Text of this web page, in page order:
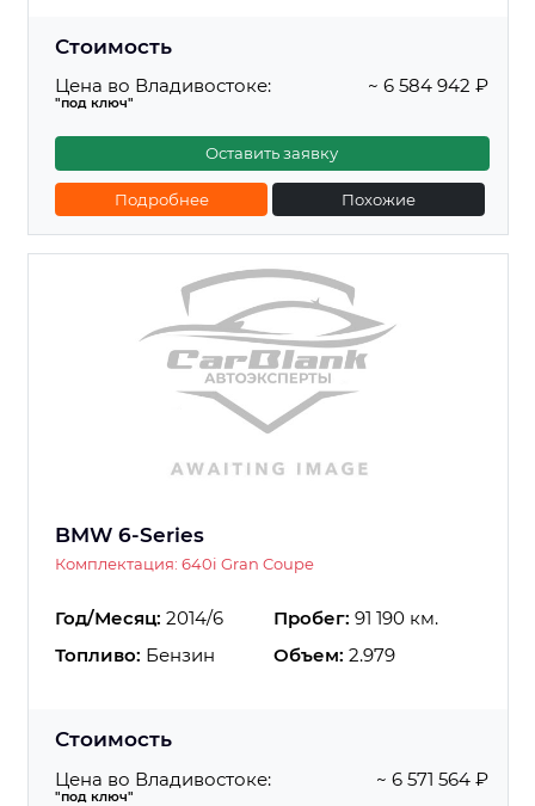
Стоимость
Цена во Владивостоке:
"под ключ"
~ 6 584 942 ₽
Оставить заявку
Подробнее Похожие
BMW 6-Series
Комплектация: 640i Gran Coupe
Год/Месяц: 2014/6 Пробег: 91 190 км.
Топливо: Бензин Объем: 2.979
Стоимость
Цена во Владивостоке:
"под ключ"
~ 6 571 564 ₽